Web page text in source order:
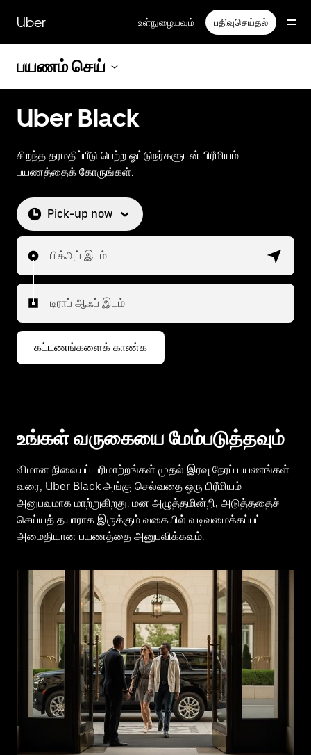
பக்கத்திற்குச்
செல்லவும்
Uber உள்நுழையவும் பதிவுசெய்தல்
பயணம் செய்
Uber Black
சிறந்த தரமதிப்பீடு பெற்ற ஓட்டுநர்களுடன் பிரீமியம்
பயணத்தைக் கோருங்கள்.
Pick-up now
பிக்அப் இடம்
டிராப் ஆஃப் இடம்
கட்டணங்களைக் காண்க
உங்கள் வருகையை மேம்படுத்தவும்
விமான நிலையப் பரிமாற்றங்கள் முதல் இரவு நேரப் பயணங்கள்
வரை, Uber Black அங்கு செல்வதை ஒரு பிரீமியம்
அனுபவமாக மாற்றுகிறது. மன அழுத்தமின்றி, அடுத்ததைச்
செய்யத் தயாராக இருக்கும் வகையில் வடிவமைக்கப்பட்ட
அமைதியான பயணத்தை அனுபவிக்கவும்.